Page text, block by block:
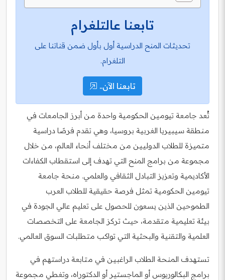
تابعنا عالتلغرام
تحديثات المنح الدراسية أول بأول ضمن قناتنا على
التلغرام.
تابعنا الآن..
تُعد جامعة تيومين الحكومية واحدة من أبرز الجامعات في
منطقة سيبيريا الغربية بروسيا، وهي تقدم فرصًا دراسية
متميزة للطلاب الدوليين من مختلف أنحاء العالم، من خلال
مجموعة من برامج المنح التي تهدف إلى استقطاب الكفاءات
الأكاديمية وتعزيز التبادل الثقافي والعلمي. منحة جامعة
تيومين الحكومية تمثل فرصة حقيقية للطلاب العرب
الطموحين الذين يسعون للحصول على تعليم عالي الجودة في
بيئة تعليمية متقدمة، حيث تركز الجامعة على التخصصات
العلمية والتقنية والبحثية التي تواكب متطلبات السوق العالمي.
تستهدف المنحة الطلاب الراغبين في متابعة دراستهم في
برامج البكالوريوس أو الماجستير أو الدكتوراه، وتغطي مجموعة